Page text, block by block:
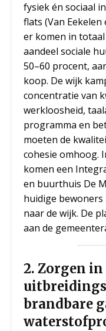
fysiek én sociaal
flats (Van
er komen in
aandeel sociale
50–60 procent,
koop. De wijk
concentratie van
werkloosheid,
programma en
moeten de
cohesie omhoog.
komen een
en buurthuis De
huidige
naar de wijk. De
aan de
2. Zorgen in
brandbare